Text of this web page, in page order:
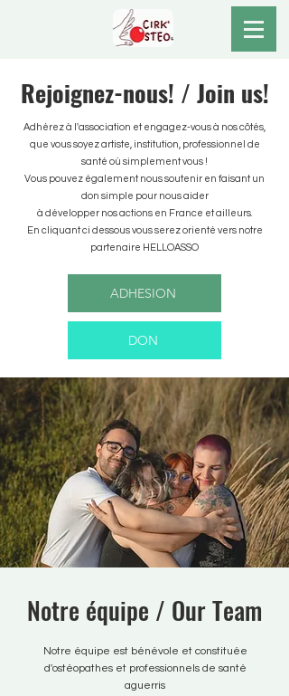
Rejoignez-nous! / Join us!
Adhérez à l'association et engagez-vous à nos côtés,
que vous soyez artiste, institution, professionnel de
santé où simplement vous !
Vous pouvez également nous soutenir en faisant un
don simple pour nous aider
à développer nos actions en France et ailleurs.
En cliquant ci dessous vous serez orienté vers notre
partenaire HELLOASSO
ADHESION
DON
Notre équipe / Our Team
Notre équipe est bénévole et constituée
d'ostéopathes et professionnels de santé
aguerris